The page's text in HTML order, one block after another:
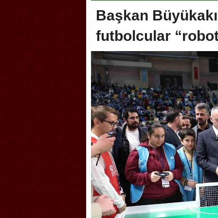
Başkan
futbolcular
Akçakoca, Geleneksel
Şampiyonası’na ev